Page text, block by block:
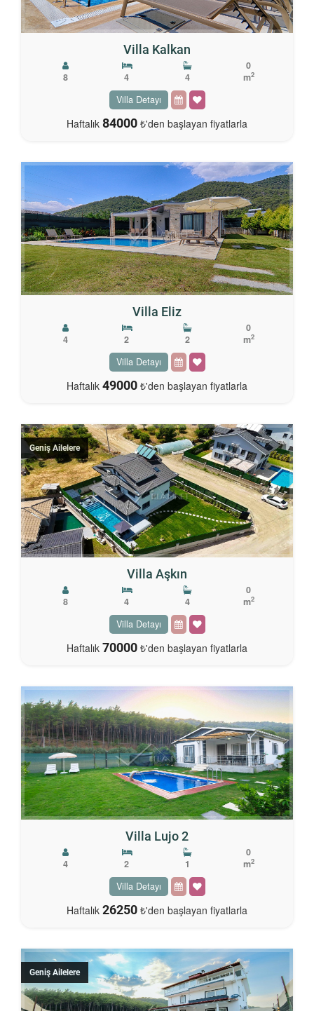
Villa Kalkan
8 4 4
0
m2
Villa Detayı
Haftalık 84000 ₺'den başlayan fiyatlarla
Villa Eliz
4 2 2
0
m2
Villa Detayı
Haftalık 49000 ₺'den başlayan fiyatlarla
Geniş Ailelere
Villa Aşkın
8 4 4
0
m2
Villa Detayı
Haftalık 70000 ₺'den başlayan fiyatlarla
Villa Lujo 2
4 2 1
0
m2
Villa Detayı
Haftalık 26250 ₺'den başlayan fiyatlarla
Geniş Ailelere